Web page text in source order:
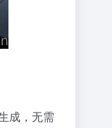
成，无需